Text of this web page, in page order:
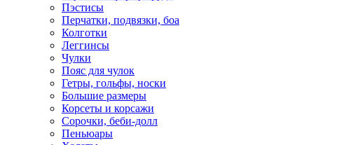
Пэстисы
Перчатки, подвязки, боа
Колготки
Леггинсы
Чулки
Пояс для чулок
Гетры, гольфы, носки
Большие размеры
Корсеты и корсажи
Сорочки, беби-долл
Пеньюары